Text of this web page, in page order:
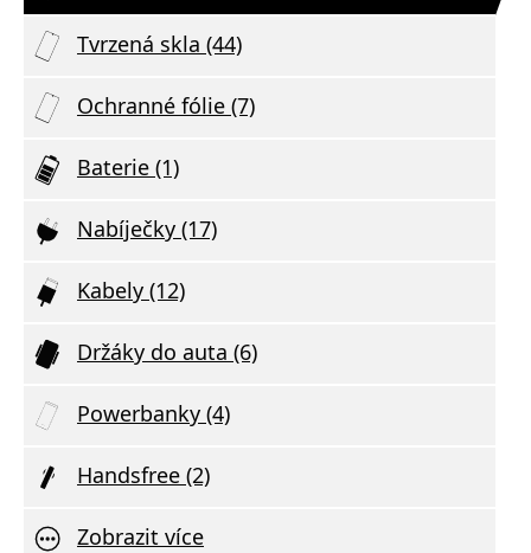
Tvrzená skla (44)
Ochranné fólie (7)
Baterie (1)
Nabíječky (17)
Kabely (12)
Držáky do auta (6)
Powerbanky (4)
Handsfree (2)
Zobrazit více